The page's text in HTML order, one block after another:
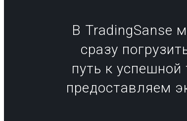
В TradingSanse
сразу
путь к
предоставляем